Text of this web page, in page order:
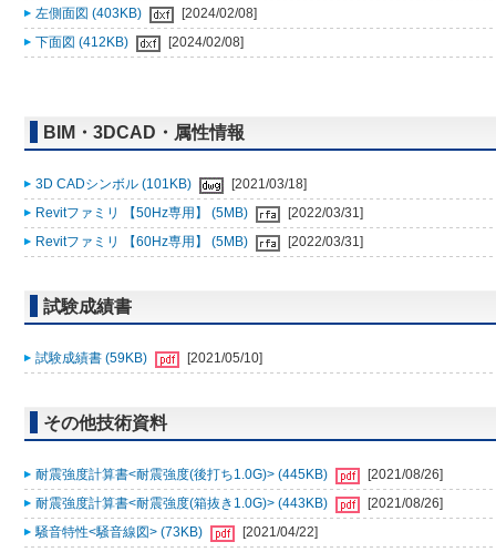
左側面図 (403KB)
[2024/02/08]
下面図 (412KB)
[2024/02/08]
BIM・3DCAD・属性情報
3D CADシンボル (101KB)
[2021/03/18]
Revitファミリ 【50Hz専用】 (5MB)
[2022/03/31]
Revitファミリ 【60Hz専用】 (5MB)
[2022/03/31]
試験成績書
試験成績書 (59KB) [2021/05/10]
その他技術資料
耐震強度計算書<耐震強度(後打ち1.0G)> (445KB)
[2021/08/26]
耐震強度計算書<耐震強度(箱抜き1.0G)> (443KB)
[2021/08/26]
騒音特性<騒音線図> (73KB)
[2021/04/22]